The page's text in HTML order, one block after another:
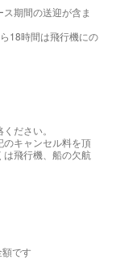
期間の送迎が含ま
18時間は飛行機にの
ださい。
のキャンセル料を頂
飛行機、船の欠航
です